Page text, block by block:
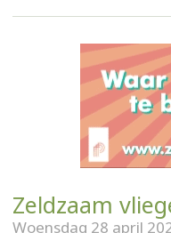
Zeldzaam
Woensdag 28 april